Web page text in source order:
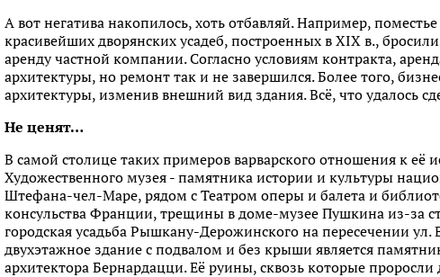
А вот негатива накопилось, хоть отбавляй. Например, поместье
красивейших дворянских усадеб, построенных в XIX в.,
аренду частной компании. Согласно условиям контракта,
архитектуры, но ремонт так и не завершился. Более того,
архитектуры, изменив внешний вид здания. Всё, что удалось
Не ценят…
В самой столице таких примеров варварского отношения к её
Художественного музея - памятника истории и культуры
Штефана-чел-Маре, рядом с Театром оперы и балета и
консульства Франции, трещины в доме-музее Пушкина из-за
городская усадьба Рышкану-Дерожинского на пересечении
двухэтажное здание с подвалом и без крыши является
архитектора Бернардацци. Её руины, сквозь которые